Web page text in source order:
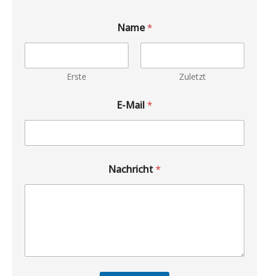
Name*
Erste Zuletzt
E-Mail*
Nachricht*